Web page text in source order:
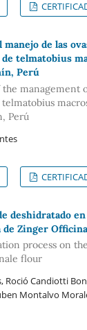
de las
telmatobius
Perú
management
Perú
deshidratado
Zinger
process on
flour
Roció Candiotti
Montalvo